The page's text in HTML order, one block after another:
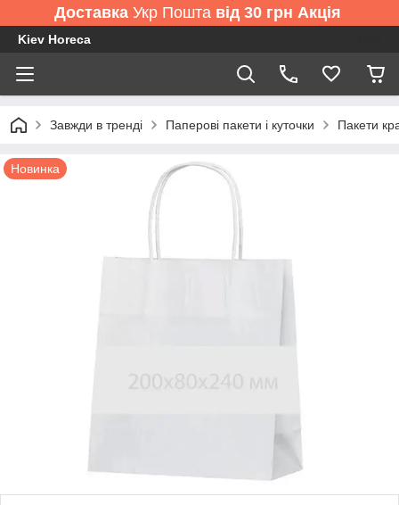
ДоставкаУкр Пошта від 30 грн Акція
Kiev Horeca
Завжди в тренді Паперові пакети і куточки Пакети
Новинка